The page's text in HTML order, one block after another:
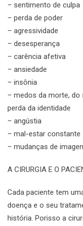
– sentimento de culpa
– perda de poder
– agressividade
– desesperança
– carência afetiva
– ansiedade
– insônia
– medos da morte, do
perda da identidade
– angústia
– mal-estar constante
– mudanças de
A CIRURGIA E O
Cada paciente tem
doença e o seu
história. Porisso a